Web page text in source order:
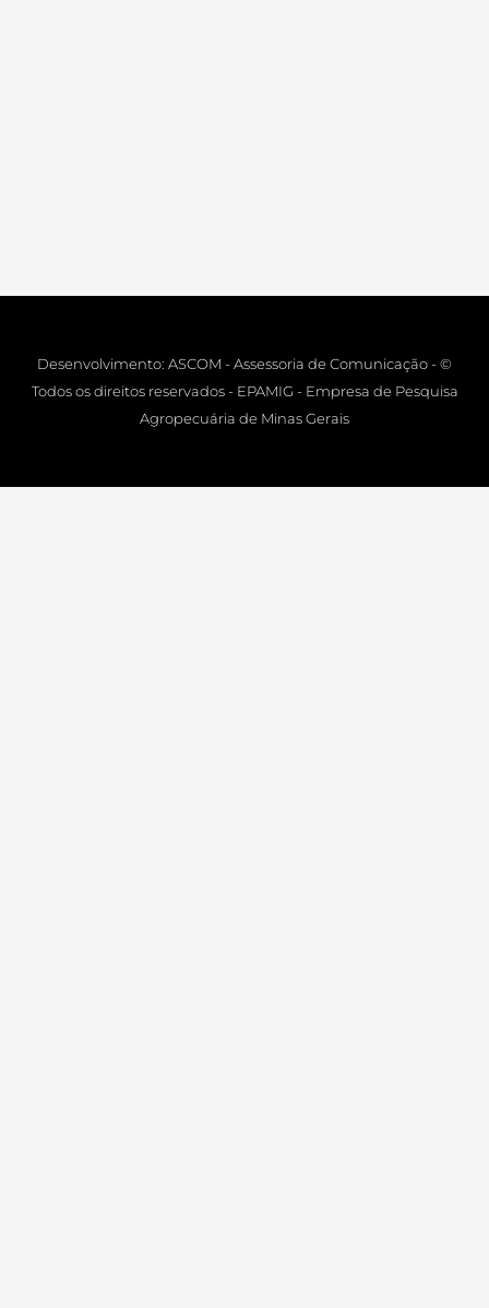
Desenvolvimento: ASCOM - Assessoria de Comunicação - ©
Todos os direitos reservados - EPAMIG - Empresa de Pesquisa
Agropecuária de Minas Gerais